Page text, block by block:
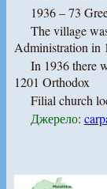
1936 – 73
The village
Administration in
In 1936 there
1201 Orthodox
Filial church
Джерело: